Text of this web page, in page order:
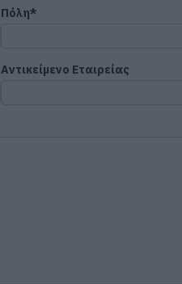
Πόλη*
Αντικείμενο Εταιρείας